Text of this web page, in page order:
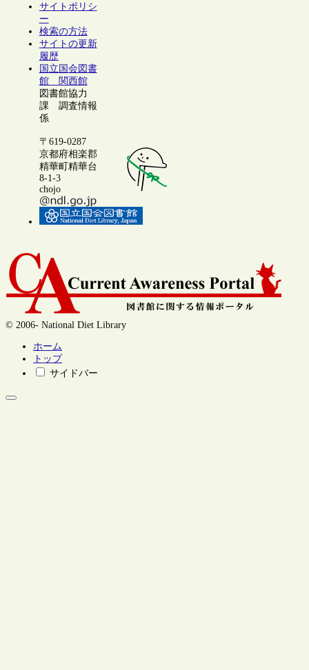
サイトポリシ
ー
検索の方法
サイトの更新
履歴
国立国会図書
館 関西館
図書館協力
課 調査情報
係
〒619-0287
京都府相楽郡
精華町精華台
8-1-3
chojo
© 2006- National Diet Library
ホーム
トップ
サイドバー